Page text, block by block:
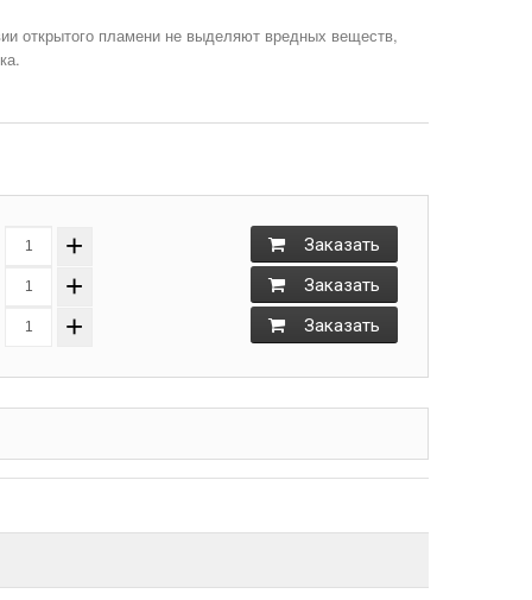
открытого пламени не выделяют вредных веществ,
+ Заказать
+ Заказать
+ Заказать